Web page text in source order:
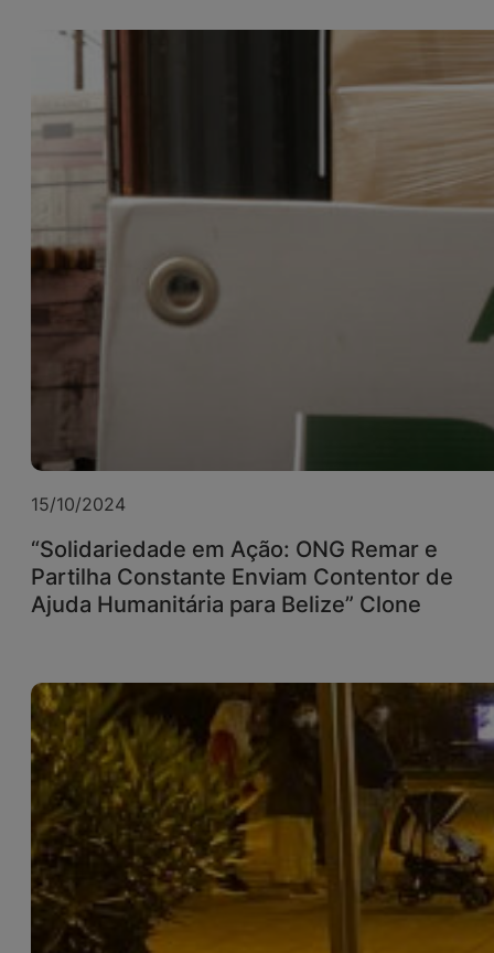
15/10/2024
“Solidariedade em Ação: ONG Remar e
Partilha Constante Enviam Contentor de
Ajuda Humanitária para Belize” Clone